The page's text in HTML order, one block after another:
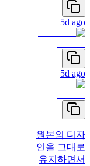
5d ago
5d ago
원본의 디자
인을 그대로
유지하면서